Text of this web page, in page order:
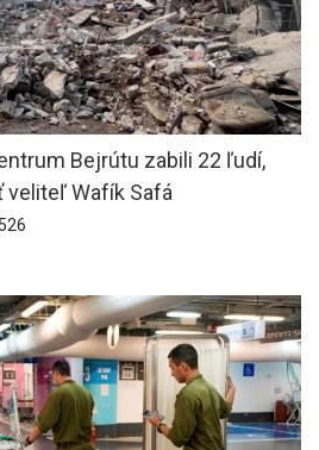
Bejrútu zabili 22 ľudí,
Wafík Safá